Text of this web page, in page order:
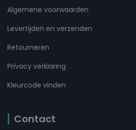
Algemene voorwaarden
Levertijden en verzenden
Retourneren
Privacy verklaring
Kleurcode vinden
Contact